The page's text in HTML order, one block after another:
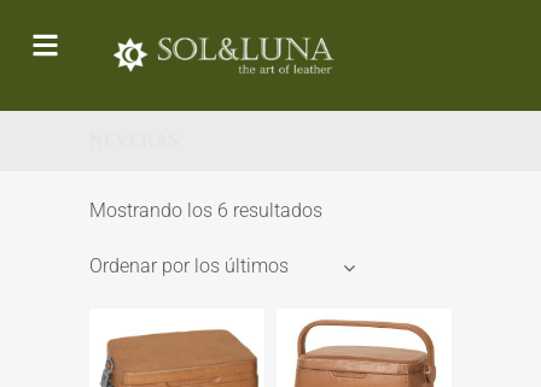
Mostrando los 6 resultados
Ordenar por los últimos